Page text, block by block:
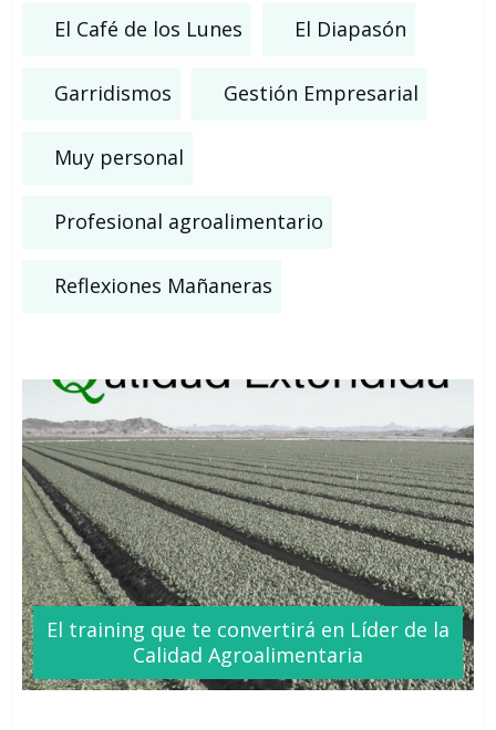
El Café de los Lunes El Diapasón
Garridismos Gestión Empresarial
Muy personal
Profesional agroalimentario
Reflexiones Mañaneras
El training que te convertirá en Líder de la
Calidad Agroalimentaria